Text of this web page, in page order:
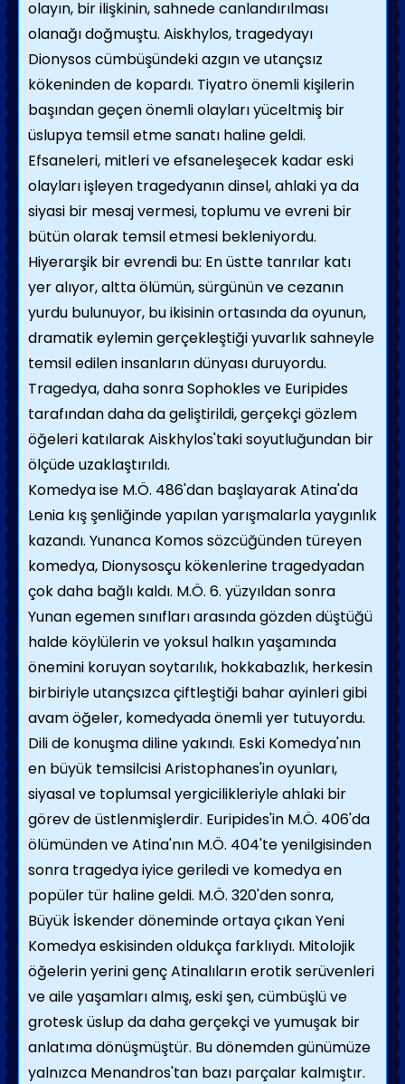
olayın, bir ilişkinin, sahnede canlandırılması
olanağı doğmuştu. Aiskhylos, tragedyayı
Dionysos cümbüşündeki azgın ve utançsız
kökeninden de kopardı. Tiyatro önemli kişilerin
başından geçen önemli olayları yüceltmiş bir
üslupya temsil etme sanatı haline geldi.
Efsaneleri, mitleri ve efsaneleşecek kadar eski
olayları işleyen tragedyanın dinsel, ahlaki ya da
siyasi bir mesaj vermesi, toplumu ve evreni bir
bütün olarak temsil etmesi bekleniyordu.
Hiyerarşik bir evrendi bu: En üstte tanrılar katı
yer alıyor, altta ölümün, sürgünün ve cezanın
yurdu bulunuyor, bu ikisinin ortasında da oyunun,
dramatik eylemin gerçekleştiği yuvarlık sahneyle
temsil edilen insanların dünyası duruyordu.
Tragedya, daha sonra Sophokles ve Euripides
tarafından daha da geliştirildi, gerçekçi gözlem
öğeleri katılarak Aiskhylos'taki soyutluğundan bir
ölçüde uzaklaştırıldı.
Komedya ise M.Ö. 486'dan başlayarak Atina'da
Lenia kış şenliğinde yapılan yarışmalarla yaygınlık
kazandı. Yunanca Komos sözcüğünden türeyen
komedya, Dionysosçu kökenlerine tragedyadan
çok daha bağlı kaldı. M.Ö. 6. yüzyıldan sonra
Yunan egemen sınıfları arasında gözden düştüğü
halde köylülerin ve yoksul halkın yaşamında
önemini koruyan soytarılık, hokkabazlık, herkesin
birbiriyle utançsızca çiftleştiği bahar ayinleri gibi
avam öğeler, komedyada önemli yer tutuyordu.
Dili de konuşma diline yakındı. Eski Komedya'nın
en büyük temsilcisi Aristophanes'in oyunları,
siyasal ve toplumsal yergicilikleriyle ahlaki bir
görev de üstlenmişlerdir. Euripides'in M.Ö. 406'da
ölümünden ve Atina'nın M.Ö. 404'te yenilgisinden
sonra tragedya iyice geriledi ve komedya en
popüler tür haline geldi. M.Ö. 320'den sonra,
Büyük İskender döneminde ortaya çıkan Yeni
Komedya eskisinden oldukça farklıydı. Mitolojik
öğelerin yerini genç Atinalıların erotik serüvenleri
ve aile yaşamları almış, eski şen, cümbüşlü ve
grotesk üslup da daha gerçekçi ve yumuşak bir
anlatıma dönüşmüştür. Bu dönemden günümüze
yalnızca Menandros'tan bazı parçalar kalmıştır.